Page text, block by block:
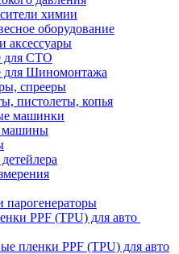
химии
оборудование
аксессуары
для СТО
для Шиномонтажа
спрееры
пистолеты, копья
машинки
машины
парогенераторы
PPF (TPU) для авто
пленки PPF (TPU) для авто